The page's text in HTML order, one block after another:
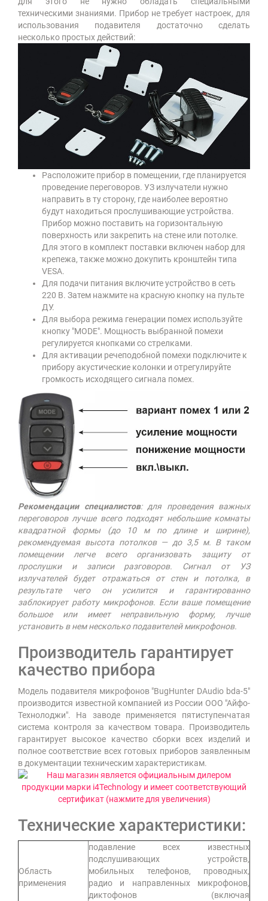
техническими знаниями. Прибор не требует настроек, для
использования подавителя достаточно сделать
несколько простых действий:
Расположите прибор в помещении, где планируется
проведение переговоров. УЗ излучатели нужно
направить в ту сторону, где наиболее вероятно
будут находиться прослушивающие устройства.
Прибор можно поставить на горизонтальную
поверхность или закрепить на стене или потолке.
Для этого в комплект поставки включен набор для
крепежа, также можно докупить кронштейн типа
VESA.
Для подачи питания включите устройство в сеть
220 В. Затем нажмите на красную кнопку на пульте
ДУ.
Для выбора режима генерации помех используйте
кнопку "MODE". Мощность выбранной помехи
регулируется кнопками со стрелками.
Для активации речеподобной помехи подключите к
прибору акустические колонки и отрегулируйте
громкость исходящего сигнала помех.
Рекомендации специалистов: для проведения важных
переговоров лучше всего подходят небольшие комнаты
квадратной формы (до 10 м по длине и ширине),
рекомендуемая высота потолков — до 3,5 м. В таком
помещении легче всего организовать защиту от
прослушки и записи разговоров. Сигнал от УЗ
излучателей будет отражаться от стен и потолка, в
результате чего он усилится и гарантированно
заблокирует работу микрофонов. Если ваше помещение
большое или имеет неправильную форму, лучше
установить в нем несколько подавителей микрофонов.
Производитель гарантирует
качество прибора
Модель подавителя микрофонов "BugHunter DAudio bda-5"
производится известной компанией из России ООО "Айфо-
Технолоджи". На заводе применяется пятиступенчатая
система контроля за качеством товара. Производитель
гарантирует высокое качество сборки всех изделий и
полное соответствие всех готовых приборов заявленным
в документации техническим характеристикам.
Технические характеристики:
Область
применения
подавление всех известных
подслушивающих устройств,
мобильных телефонов, проводных,
радио и направленных микрофонов,
диктофонов (включая